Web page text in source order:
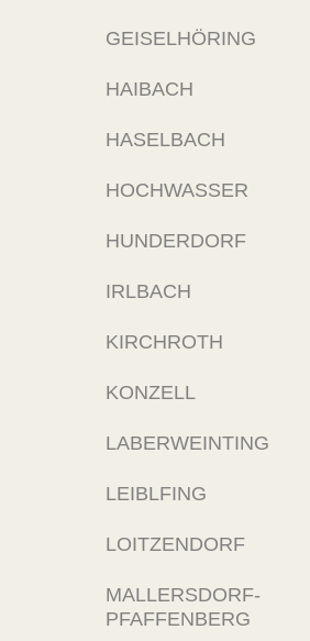
GEISELHÖRING
HAIBACH
HASELBACH
HOCHWASSER
HUNDERDORF
IRLBACH
KIRCHROTH
KONZELL
LABERWEINTING
LEIBLFING
LOITZENDORF
MALLERSDORF-
PFAFFENBERG